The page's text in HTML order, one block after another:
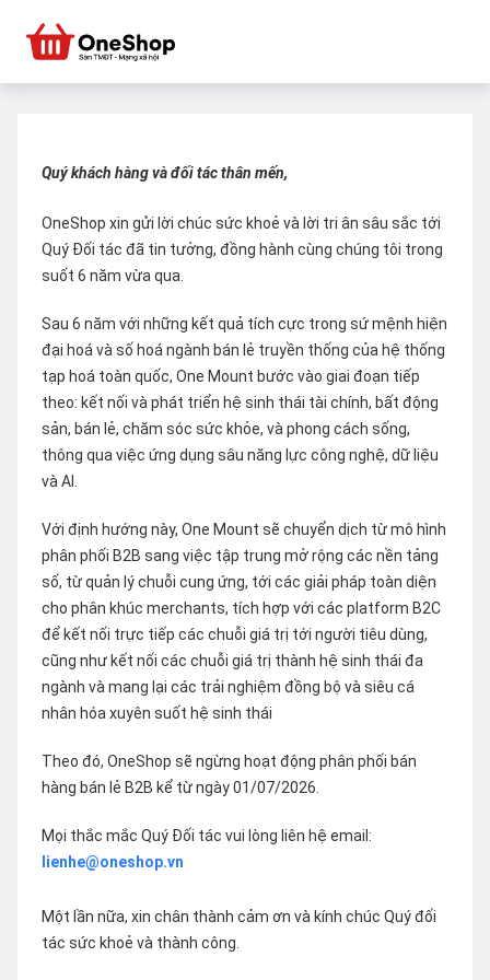
Quý khách hàng và đối tác thân mến,
OneShop xin gửi lời chúc sức khoẻ và lời tri ân sâu sắc tới
Quý Đối tác đã tin tưởng, đồng hành cùng chúng tôi trong
suốt 6 năm vừa qua.
Sau 6 năm với những kết quả tích cực trong sứ mệnh hiện
đại hoá và số hoá ngành bán lẻ truyền thống của hệ thống
tạp hoá toàn quốc, One Mount bước vào giai đoạn tiếp
theo: kết nối và phát triển hệ sinh thái tài chính, bất động
sản, bán lẻ, chăm sóc sức khỏe, và phong cách sống,
thông qua việc ứng dụng sâu năng lực công nghệ, dữ liệu
và AI.
Với định hướng này, One Mount sẽ chuyển dịch từ mô hình
phân phối B2B sang việc tập trung mở rộng các nền tảng
số, từ quản lý chuỗi cung ứng, tới các giải pháp toàn diện
cho phân khúc merchants, tích hợp với các platform B2C
để kết nối trực tiếp các chuỗi giá trị tới người tiêu dùng,
cũng như kết nối các chuỗi giá trị thành hệ sinh thái đa
ngành và mang lại các trải nghiệm đồng bộ và siêu cá
nhân hóa xuyên suốt hệ sinh thái
Theo đó, OneShop sẽ ngừng hoạt động phân phối bán
hàng bán lẻ B2B kể từ ngày 01/07/2026.
Mọi thắc mắc Quý Đối tác vui lòng liên hệ email:
lienhe@oneshop.vn
Một lần nữa, xin chân thành cảm ơn và kính chúc Quý đối
tác sức khoẻ và thành công.